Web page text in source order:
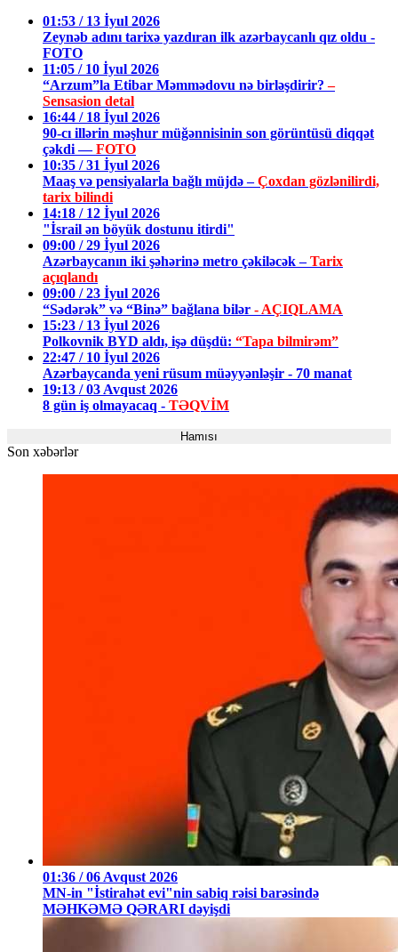
01:53 / 13 İyul 2026
Zeynəb adını tarixə yazdıran ilk azərbaycanlı qız oldu -
FOTO
11:05 / 10 İyul 2026
“Arzum”la Etibar Məmmədovu nə birləşdirir?–
Sensasion detal
16:44 / 18 İyul 2026
90-cı illərin məşhur müğənnisinin son görüntüsü diqqət
çəkdi —FOTO
10:35 / 31 İyul 2026
Maaş və pensiyalarla bağlı müjdə –Çoxdan gözlənilirdi,
tarix bilindi
14:18 / 12 İyul 2026
"İsrail ən böyük dostunu itirdi"
09:00 / 29 İyul 2026
Azərbaycanın iki şəhərinə metro çəkiləcək –Tarix
açıqlandı
09:00 / 23 İyul 2026
“Sədərək” və “Binə” bağlana bilər - AÇIQLAMA
15:23 / 13 İyul 2026
Polkovnik BYD aldı, işə düşdü: “Tapa bilmirəm”
22:47 / 10 İyul 2026
Azərbaycanda yeni rüsum müəyyənləşir - 70 manat
19:13 / 03 Avqust 2026
8 gün iş olmayacaq - TƏQVİM
Hamısı
Son xəbərlər
01:36 / 06 Avqust 2026
MN-in "İstirahət evi"nin sabiq rəisi barəsində
MƏHKƏMƏ QƏRARI dəyişdi